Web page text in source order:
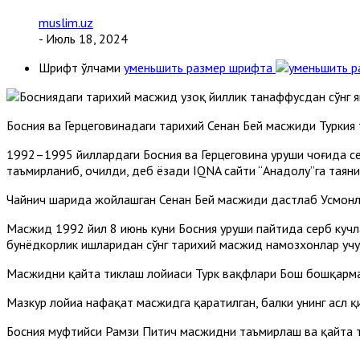
muslim.uz
- Июль 18, 2024
Шрифт ўлчами уменьшить размер шрифта
Босния ва Герцеговинадаги тарихий Сенан Бей масжиди
1992–1995 йиллардаги Босния ва Герцеговина уруши чоғида
таъмирланиб, очилди, деб ёзади IQNA сайти “Aнадолу”га
Чайнич шаҳрида жойлашган Сенан Бей масжиди дастлаб
Масжид 1992 йил 8 июнь куни Босния уруши пайтида серб
бунёдкорлик ишларидан сўнг тарихий масжид намозхонлар
Масжидни қайта тиклаш лойиҳаси Турк вақфлари Бош
Мазкур лойиҳа нафақат масжидга қаратилган, балки унинг асл
Босния муфтийси Рамзи Питич масжидни таъмирлаш ва қайта